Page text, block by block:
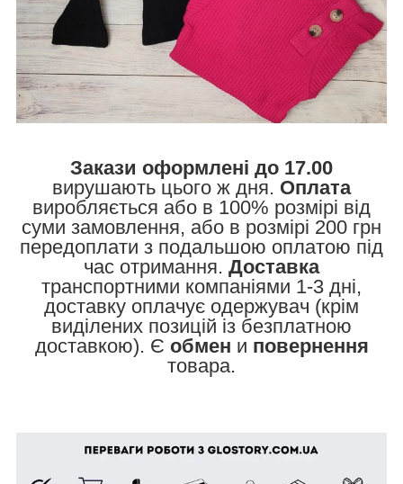
Закази оформлені до 17.00
вирушають цього ж дня. Оплата
виробляється або в 100% розмірі від
суми замовлення, або в розмірі 200 грн
передоплати з подальшою оплатою під
час отримання. Доставка
транспортними компаніями 1-3 дні,
доставку оплачує одержувач (крім
виділених позицій із безплатною
доставкою). Є обмен и повернення
товара.